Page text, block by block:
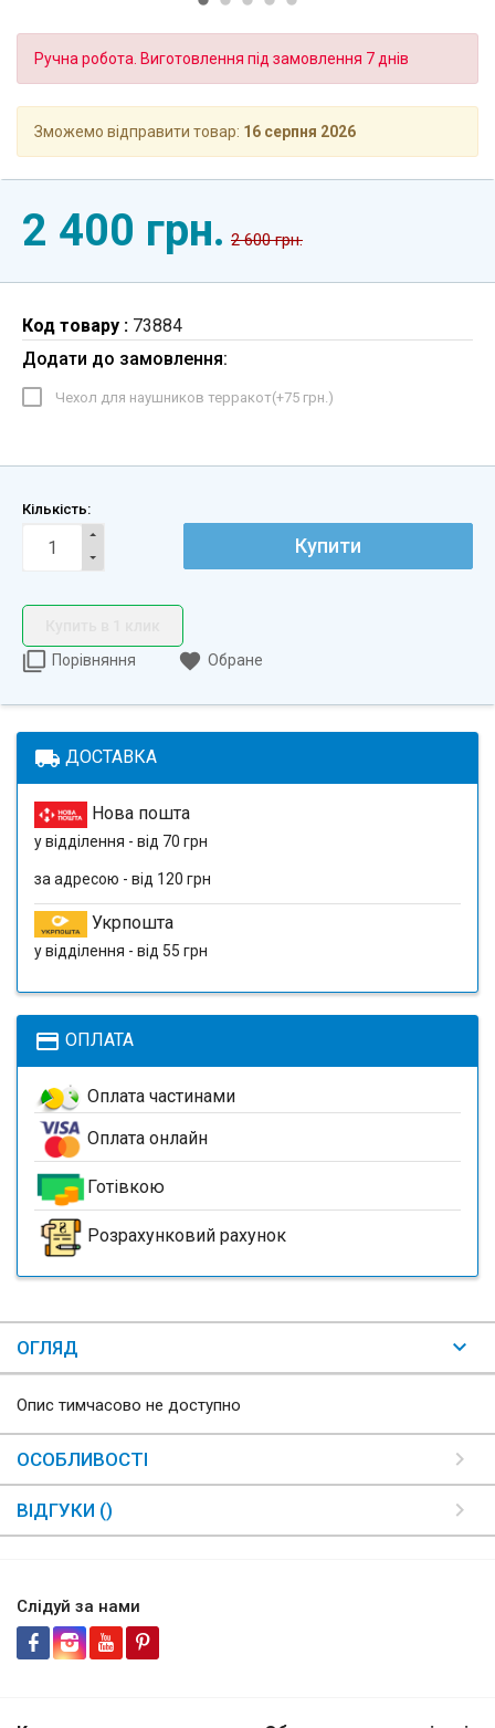
Ручна робота. Виготовлення під замовлення 7 днів
Зможемо відправити товар: 16 серпня 2026
2 400 грн. 2 600 грн.
Код товару : 73884
Додати до замовлення:
Чехол для наушников терракот(+75 грн.)
Кількість:
Купити
Порівняння
Обране
local_shipping ДОСТАВКА
Нова пошта
у відділення - від 70 грн
за адресою - від 120 грн
Укрпошта
у відділення - від 55 грн
payment ОПЛАТА
Оплата частинами
Оплата онлайн
Готівкою
Розрахунковий рахунок
ОГЛЯД
Опис тимчасово не доступно
ОСОБЛИВОСТІ
ВІДГУКИ ()
Слідуй за нами